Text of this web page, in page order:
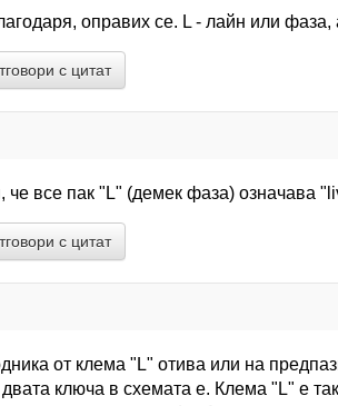
оправих се. L - лайн или
с цитат
че все пак "L" (демек фаза) означава
с цитат
от клема "L" отива или на
двата ключа в схемата е. Клема "L" е